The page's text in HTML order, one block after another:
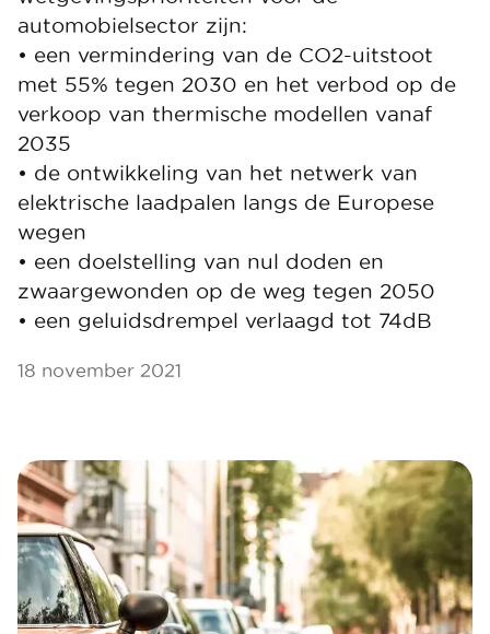
automobielsector zijn:
• een vermindering van de CO2-uitstoot
met 55% tegen 2030 en het verbod op de
verkoop van thermische modellen vanaf
2035
• de ontwikkeling van het netwerk van
elektrische laadpalen langs de Europese
wegen
• een doelstelling van nul doden en
zwaargewonden op de weg tegen 2050
• een geluidsdrempel verlaagd tot 74dB
18 november 2021